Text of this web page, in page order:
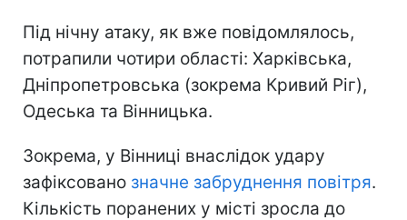
Під нічну атаку, як вже повідомлялось,
потрапили чотири області: Харківська,
Дніпропетровська (зокрема Кривий Ріг),
Одеська та Вінницька.
Зокрема, у Вінниці внаслідок удару
зафіксовано значне забруднення повітря.
Кількість поранених у місті зросла до